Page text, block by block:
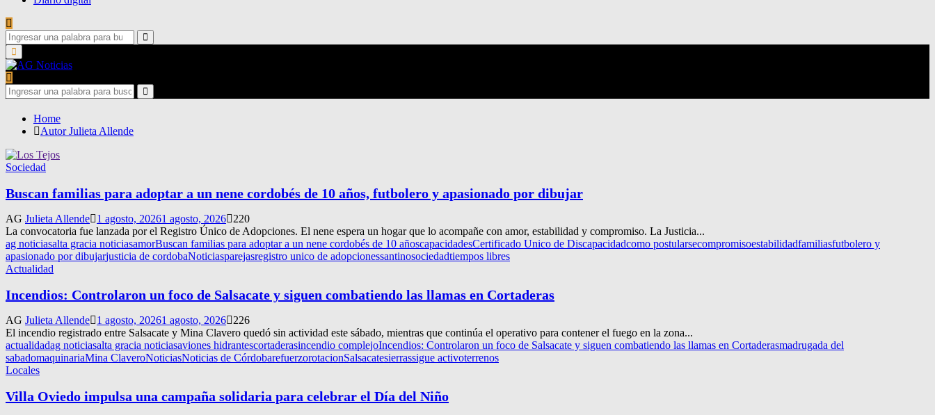
Search
for:
Search
Primary
Menu
Search
for:
Search
Home
AutorJulieta Allende
Sociedad
Buscan familias para adoptar a un nene cordobés de 10 años, futbolero y apasionado por dibujar
AG Julieta Allende 1 agosto, 20261 agosto, 2026
220
La convocatoria fue lanzada por el Registro Único de Adopciones. El nene espera un hogar que lo acompañe con amor, estabilidad y compromiso. La Justicia...
ag noticiasalta gracia noticiasamorBuscan familias para adoptar a un nene cordobés de 10 añoscapacidadesCertificado Unico de Discapacidadcomo postularsecompromisoestabilidadfamiliasfutbolero y
apasionado por dibujarjusticia de cordobaNoticiasparejasregistro unico de adopcionessantinosociedadtiempos libres
Actualidad
Incendios: Controlaron un foco de Salsacate y siguen combatiendo las llamas en Cortaderas
AG Julieta Allende 1 agosto, 20261 agosto, 2026
226
El incendio registrado entre Salsacate y Mina Clavero quedó sin actividad este sábado, mientras que continúa el operativo para contener el fuego en la zona...
actualidadag noticiasalta gracia noticiasaviones hidrantescortaderasincendio complejoIncendios: Controlaron un foco de Salsacate y siguen combatiendo las llamas en Cortaderasmadrugada del
sabadomaquinariaMina ClaveroNoticiasNoticias de CórdobarefuerzorotacionSalsacatesierrassigue activoterrenos
Locales
Villa Oviedo impulsa una campaña solidaria para celebrar el Día del Niño